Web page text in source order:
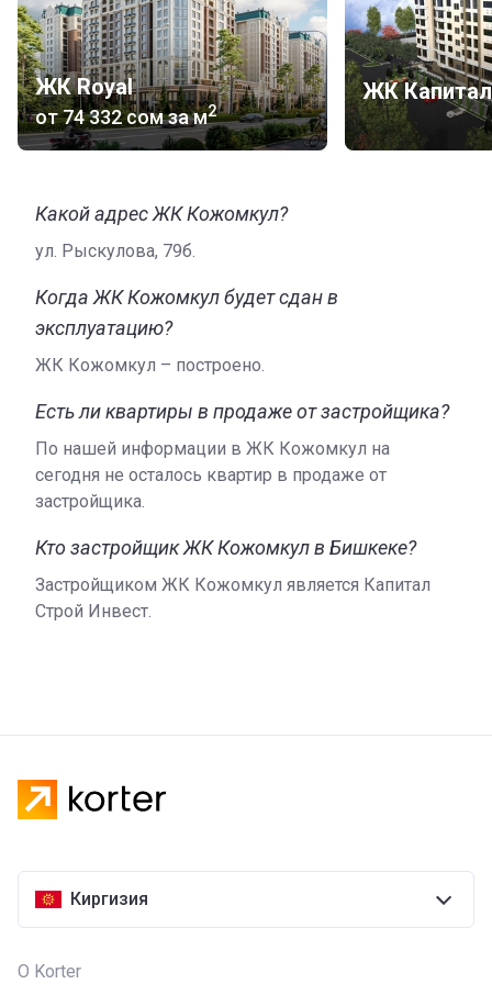
квартире есть не менее одного балкона.
Все стены построены из красного керамического
кирпича. Фасад утеплен экологически безопасным и
долговечным теплоизолятором, выполняющим также
функцию защиты от шума.
оборудованием. В доме три подъезда, в каждом из
них установлены два бесшумных скоростных лифта –
На территории
Благоустройство ЖК «Кожомкул» включает
автотранспорта, а также пешеходные дорожки и
проезды, которые проложены по периметру здания.
Устроена уютная зона отдыха, высажены
декоративные растения и деревья. Установлены
современная детская игровая зона.
Квартиры
это удобные эргономичные квартиры с большими
балконами и холлами. Площадь жилья составляет 48-
по верхний этаж.
О строительной компании
ЖК Royal
от‍74 332 сомза м2
ЖК Капитал
Какой адрес ЖК Кожомкул?
ул. Рыскулова, 79б.
Когда ЖК Кожомкул будет сдан в
эксплуатацию?
ЖК Кожомкул – построено.
Есть ли квартиры в продаже от застройщика?
По нашей информации в ЖК Кожомкул на
сегодня не осталось квартир в продаже от
застройщика.
Кто застройщик ЖК Кожомкул в Бишкеке?
Застройщиком ЖК Кожомкул является Капитал
Строй Инвест.
Киргизия
О Korter